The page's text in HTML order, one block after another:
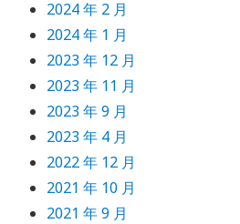
2024 年 2 月
2024 年 1 月
2023 年 12 月
2023 年 11 月
2023 年 9 月
2023 年 4 月
2022 年 12 月
2021 年 10 月
2021 年 9 月